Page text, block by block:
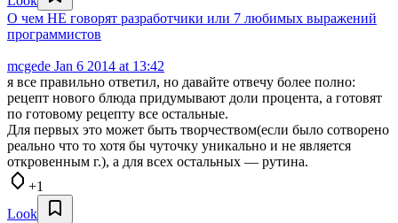
О чем НЕ говорят разработчики или 7 любимых выражений
программистов
mcgede Jan 6 2014 at 13:42
я все правильно ответил, но давайте отвечу более полно:
рецепт нового блюда придумывают доли процента, а готовят
по готовому рецепту все остальные.
Для первых это может быть творчеством(если было сотворено
реально что то хотя бы чуточку уникально и не является
откровенным г.), а для всех остальных — рутина.
+1
Look